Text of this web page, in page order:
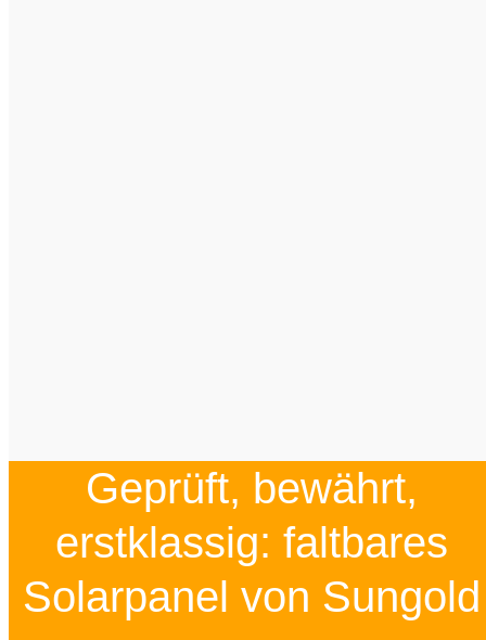
Geprüft, bewährt,
erstklassig: faltbares
Solarpanel von Sungold